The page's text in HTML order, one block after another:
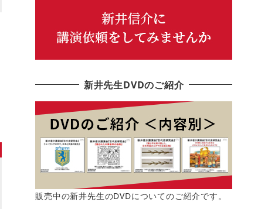
新井先生DVDのご紹介
販売中の新井先生のDVDについてのご紹介です。